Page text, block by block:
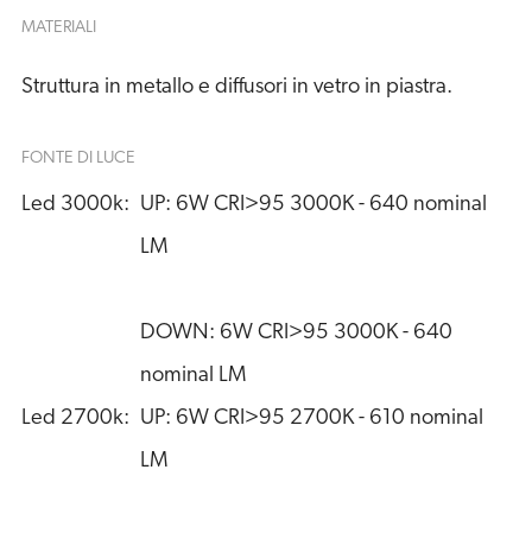
MATERIALI
Struttura in metallo e diffusori in vetro in piastra.
FONTE DI LUCE
Led 3000k: UP: 6W CRI>95 3000K - 640 nominal
LM
DOWN: 6W CRI>95 3000K - 640
nominal LM
Led 2700k: UP: 6W CRI>95 2700K - 610 nominal
LM